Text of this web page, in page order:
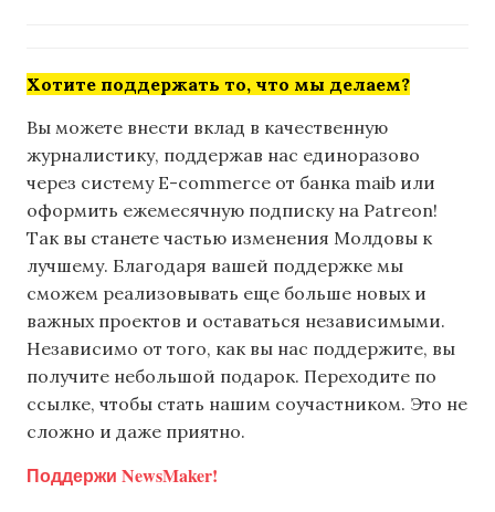
Хотите поддержать то, что мы делаем?
Вы можете внести вклад в качественную
журналистику, поддержав нас единоразово
через систему E-commerce от банка maib или
оформить ежемесячную подписку на Patreon!
Так вы станете частью изменения Молдовы к
лучшему. Благодаря вашей поддержке мы
сможем реализовывать еще больше новых и
важных проектов и оставаться независимыми.
Независимо от того, как вы нас поддержите, вы
получите небольшой подарок. Переходите по
ссылке, чтобы стать нашим соучастником. Это не
сложно и даже приятно.
Поддержи NewsMaker!